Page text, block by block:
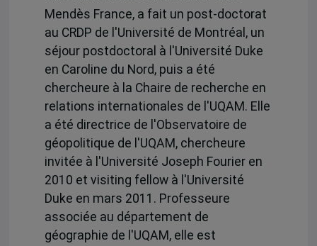
Mendès France, a fait un post-doctorat
au CRDP de l'Université de Montréal, un
séjour postdoctoral à l'Université Duke
en Caroline du Nord, puis a été
chercheure à la Chaire de recherche en
relations internationales de l'UQAM. Elle
a été directrice de l'Observatoire de
géopolitique de l'UQAM, chercheure
invitée à l'Université Joseph Fourier en
2010 et visiting fellow à l'Université
Duke en mars 2011. Professeure
associée au département de
géographie de l'UQAM, elle est